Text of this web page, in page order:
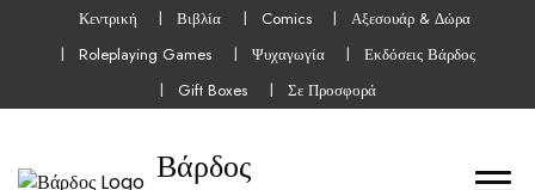
Κεντρική Βιβλία Comics
Αξεσουάρ & Δώρα
Roleplaying Games
Ψυχαγωγία
Εκδόσεις Βάρδος
Gift Boxes
Σε Προσφορά
Βάρδος